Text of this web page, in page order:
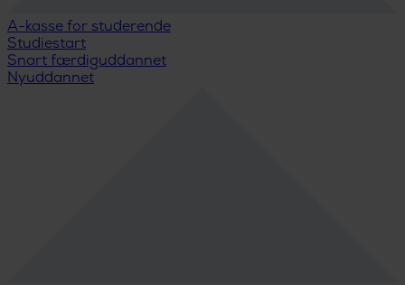
A-kasse for studerende
Studiestart
Snart færdiguddannet
Nyuddannet